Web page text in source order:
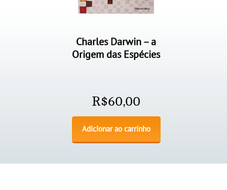
Charles Darwin – a
Origem das Espécies
R$60,00
Adicionar ao carrinho